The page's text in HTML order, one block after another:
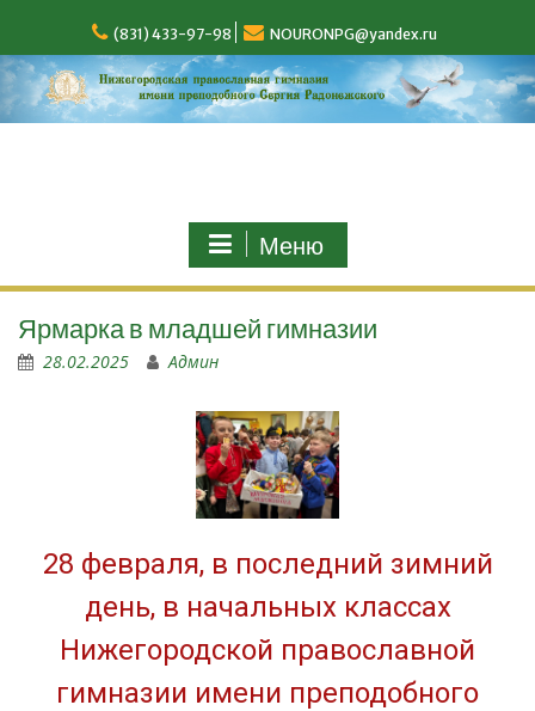
(831) 433-97-98 NOURONPG@yandex.ru
Меню
Ярмарка в младшей гимназии
28.02.2025 Админ
28 февраля, в последний зимний
день, в начальных классах
Нижегородской православной
гимназии имени преподобного